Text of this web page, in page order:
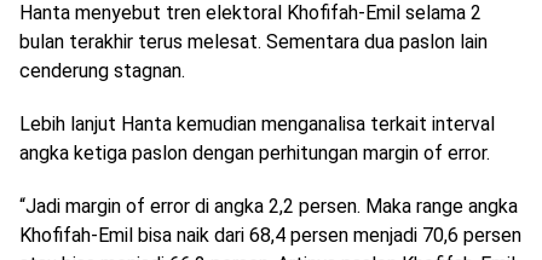
Hanta menyebut tren elektoral Khofifah-Emil selama 2
bulan terakhir terus melesat. Sementara dua paslon lain
cenderung stagnan.
Lebih lanjut Hanta kemudian menganalisa terkait interval
angka ketiga paslon dengan perhitungan margin of error.
“Jadi margin of error di angka 2,2 persen. Maka range angka
Khofifah-Emil bisa naik dari 68,4 persen menjadi 70,6 persen